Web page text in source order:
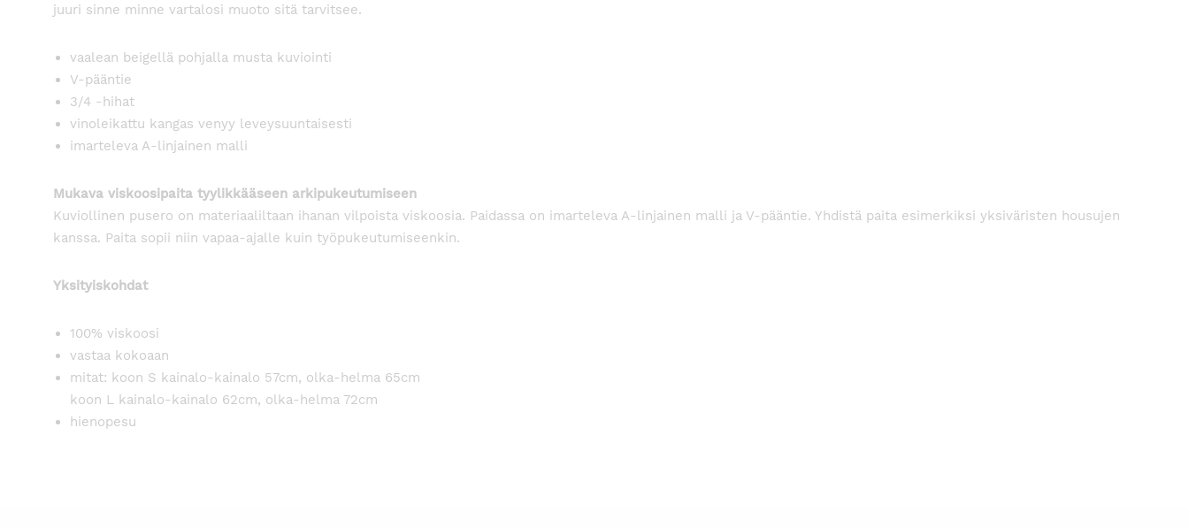
juuri sinne minne vartalosi muoto sitä tarvitsee.
vaalean beigellä pohjalla musta kuviointi
V-pääntie
3/4 -hihat
vinoleikattu kangas venyy leveysuuntaisesti
imarteleva A-linjainen malli
Mukava viskoosipaita tyylikkääseen arkipukeutumiseen
Kuviollinen pusero on materiaaliltaan ihanan vilpoista viskoosia. Paidassa on imarteleva A-linjainen malli ja V-pääntie. Yhdistä paita esimerkiksi yksiväristen housujen
kanssa. Paita sopii niin vapaa-ajalle kuin työpukeutumiseenkin.
Yksityiskohdat
100% viskoosi
vastaa kokoaan
mitat: koon S kainalo-kainalo 57cm, olka-helma 65cm
koon L kainalo-kainalo 62cm, olka-helma 72cm
hienopesu